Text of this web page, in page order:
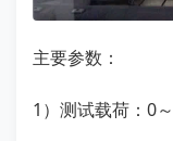
主要参数：
1）测试载荷：0